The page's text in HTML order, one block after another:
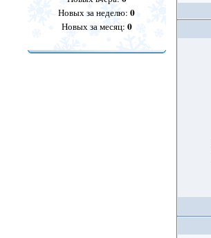
Новых за неделю:0
Новых за месяц: 0